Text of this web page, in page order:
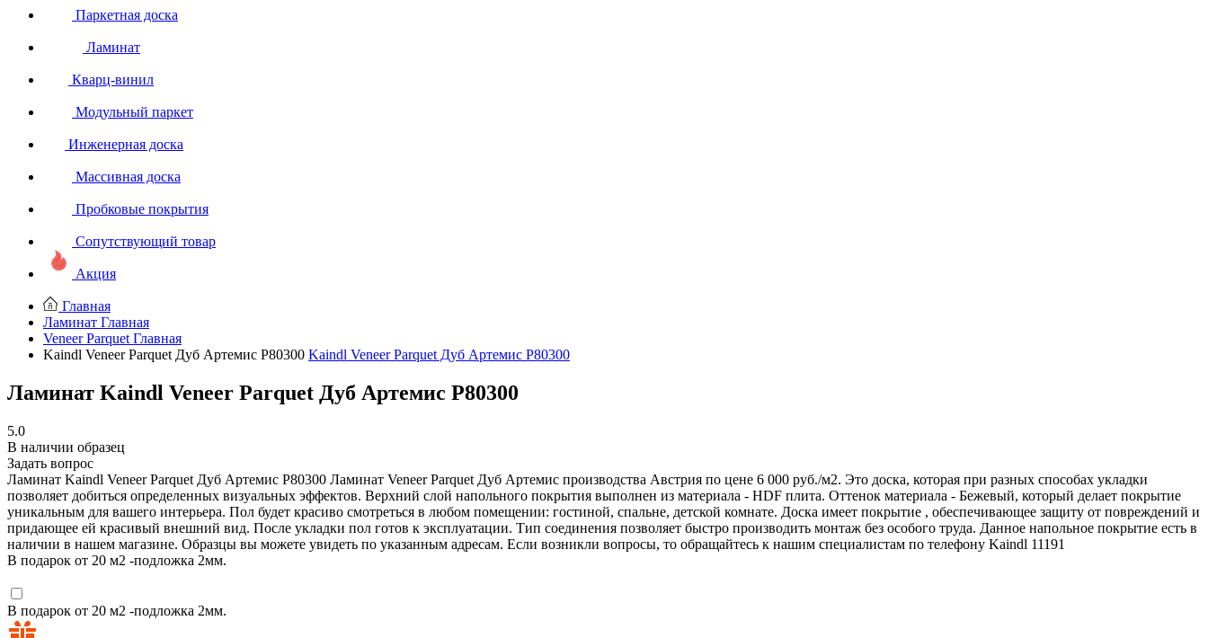
Паркетная доска
Ламинат
Кварц-винил
Модульный паркет
Инженерная доска
Массивная доска
Пробковые покрытия
Сопутствующий товар
Акция
Главная
Ламинат Главная
Veneer Parquet Главная
Kaindl Veneer Parquet Дуб Артемис P80300 Kaindl Veneer Parquet Дуб Артемис P80300
Ламинат Kaindl Veneer Parquet Дуб Артемис P80300
5.0
В наличии образец
Задать вопрос
Ламинат Kaindl Veneer Parquet Дуб Артемис P80300 Ламинат Veneer Parquet Дуб Артемис производства Австрия по цене 6 000 руб./м2. Это доска, которая при разных способах укладки
позволяет добиться определенных визуальных эффектов. Верхний слой напольного покрытия выполнен из материала - HDF плита. Оттенок материала - Бежевый, который делает покрытие
уникальным для вашего интерьера. Пол будет красиво смотреться в любом помещении: гостиной, спальне, детской комнате. Доска имеет покрытие , обеспечивающее защиту от повреждений и
придающее ей красивый внешний вид. После укладки пол готов к эксплуатации. Тип соединения позволяет быстро производить монтаж без особого труда. Данное напольное покрытие есть в
наличии в нашем магазине. Образцы вы можете увидеть по указанным адресам. Если возникли вопросы, то обращайтесь к нашим специалистам по телефону Kaindl 11191
В подарок от 20 м2 -подложка 2мм.
В подарок от 20 м2 -подложка 2мм.